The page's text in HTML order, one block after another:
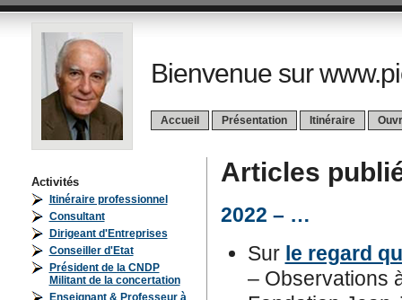
Bienvenue sur
Accueil Présentation Itinéraire
Articles
2022 – …
Sur le regard
– Observations
Activités
Itinéraire professionnel
Consultant
Dirigeant d'Entreprises
Conseiller d'Etat
Président de la CNDP
Militant de la concertation
Enseignant & Professeur à